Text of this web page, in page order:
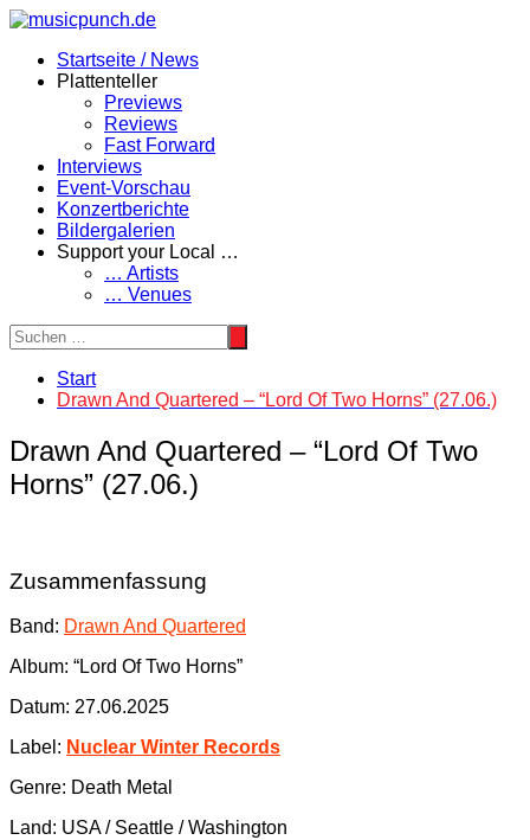
Zum
springenStartseite / News
Plattenteller
Previews
Reviews
Fast Forward
Interviews
Event-Vorschau
Konzertberichte
Bildergalerien
Support your Local …
… Artists
… Venues
Start
Drawn And Quartered – “Lord Of Two Horns” (27.06.)
Drawn And Quartered – “Lord Of Two
Horns” (27.06.)
Zusammenfassung
Band: Drawn And Quartered
Album: “Lord Of Two Horns”
Datum: 27.06.2025
Label: Nuclear Winter Records
Genre: Death Metal
Land: USA / Seattle / Washington